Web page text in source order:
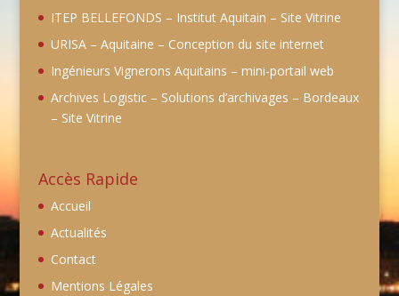
ITEP BELLEFONDS – Institut Aquitain – Site Vitrine
URISA – Aquitaine – Conception du site internet
Ingénieurs Vignerons Aquitains – mini-portail web
Archives Logistic – Solutions d’archivages – Bordeaux
– Site Vitrine
Accès Rapide
Accueil
Actualités
Contact
Mentions Légales